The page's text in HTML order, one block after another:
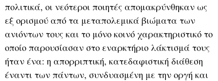
πολιτικά, οι νεότεροι ποιητές απομακρύνθηκαν ως
εξ ορισμού από τα μεταπολεμικά βιώματα των
ανιόντων τους και το μόνο κοινό χαρακτηριστικό το
οποίο παρουσίασαν στο εναρκτήριο λάκτισμά τους
ήταν ένα: η απορριπτική, κατεδαφιστική διάθεση
έναντι των πάντων, συνδυασμένη με την οργή και